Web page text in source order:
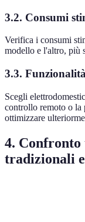
3.2. Consumi
Verifica i consumi
modello e l'altro, più
3.3.
Scegli
controllo remoto o la
ottimizzare
4.
tradizionali e